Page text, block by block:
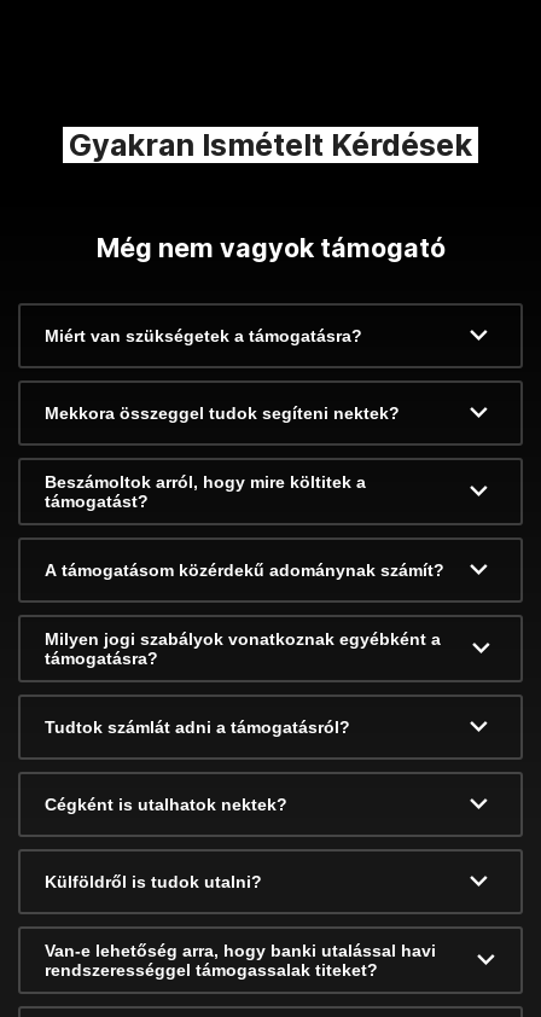
Gyakran Ismételt Kérdések
Még nem vagyok támogató
Miért van szükségetek a támogatásra?
Mekkora összeggel tudok segíteni nektek?
Beszámoltok arról, hogy mire költitek a
támogatást?
A támogatásom közérdekű adománynak számít?
Milyen jogi szabályok vonatkoznak egyébként a
támogatásra?
Tudtok számlát adni a támogatásról?
Cégként is utalhatok nektek?
Külföldről is tudok utalni?
Van-e lehetőség arra, hogy banki utalással havi
rendszerességgel támogassalak titeket?